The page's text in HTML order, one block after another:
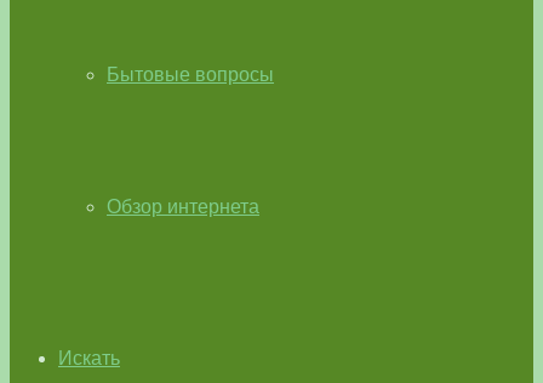
Бытовые вопросы
Обзор интернета
Искать